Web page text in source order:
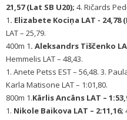
21,57 (Lat SB U20); 4. Ričards
1. Elizabete Kociņa LAT - 24,78
LAT – 25,79.
400m 1. Aleksandrs Tiščenko
Hemmelis LAT – 48,43.
1. Anete Petss EST – 56,48. 3.
Karla Matisone LAT – 1:01,80.
800m 1.Kārlis Ancāns LAT –
1. Nikole Baikova LAT – 2:11,16;